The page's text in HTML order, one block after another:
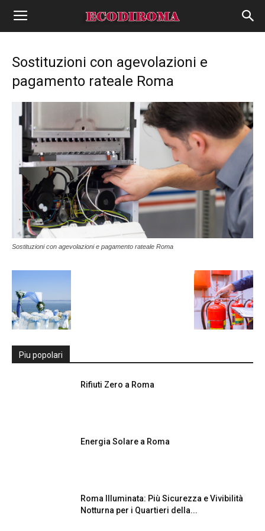
Sostituzioni con agevolazioni e
pagamento rateale Roma
Sostituzioni con agevolazioni e pagamento rateale Roma
Piu popolari
Rifiuti Zero a Roma
Energia Solare a Roma
Roma Illuminata: Più Sicurezza e Vivibilità
Notturna per i Quartieri della...